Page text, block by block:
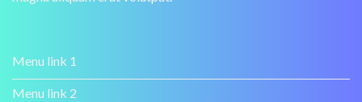
Menu link 1
Menu link 2